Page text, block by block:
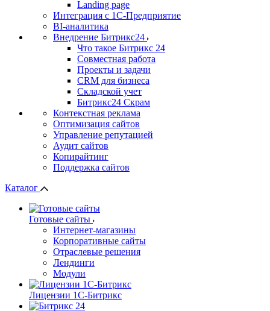
Landing page
Интеграция с 1С-Предприятие
BI-аналитика
Внедрение Битрикс24
Что такое Битрикс 24
Совместная работа
Проекты и задачи
СRМ для бизнеса
Складской учет
Битрикс24 Скрам
Контекстная реклама
Оптимизация сайтов
Управление репутацией
Аудит сайтов
Копирайтинг
Поддержка сайтов
Каталог
Готовые сайты
Интернет-магазины
Корпоративные сайты
Отраслевые решения
Лендинги
Модули
Лицензии 1С-Битрикс